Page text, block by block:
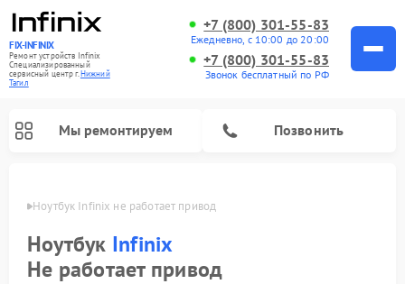
FIX-INFINIX
Ремонт устройств Infinix
Специализированный
cервисный центр г.Нижний
Тагил
+7 (800) 301-55-83
Ежедневно, с 10:00 до 20:00
+7 (800) 301-55-83
Звонок бесплатный по РФ
Мы ремонтируем Позвонить
Ноутбук Infinix не работает привод
Ноутбук Infinix
Не работает привод